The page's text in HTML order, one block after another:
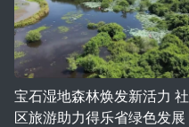
宝石湿地森林焕发新活力 社
区旅游助力得乐省绿色发展